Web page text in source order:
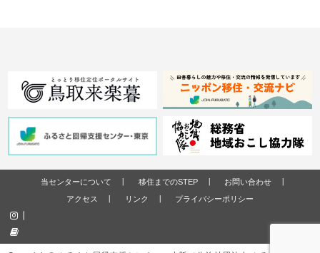
当センターについて 移住までのSTEP
お問い合わせ
アクセス
リンク プライバシーポリシー